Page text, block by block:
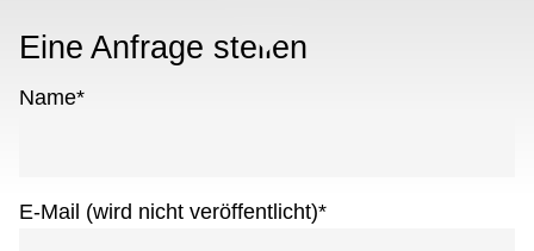
Eine Anfrage stellen
Name*
E-Mail (wird nicht veröffentlicht)*